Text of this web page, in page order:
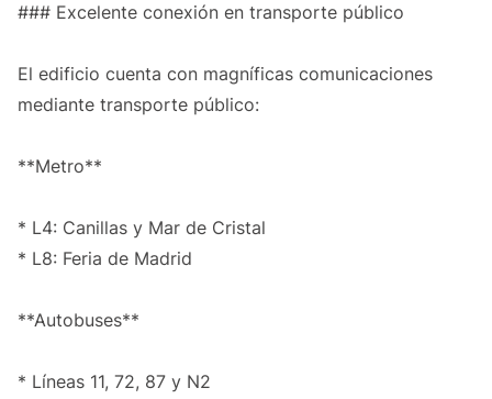
### Excelente conexión en transporte público
El edificio cuenta con magníficas comunicaciones
mediante transporte público:
**Metro**
* L4: Canillas y Mar de Cristal
* L8: Feria de Madrid
**Autobuses**
* Líneas 11, 72, 87 y N2